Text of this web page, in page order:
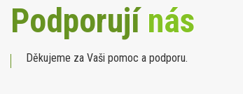
Podporujínás
Děkujeme za Vaši pomoc a podporu.